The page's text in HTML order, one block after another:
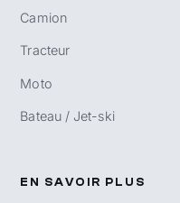
Camion
Tracteur
Moto
Bateau / Jet-ski
EN SAVOIR PLUS